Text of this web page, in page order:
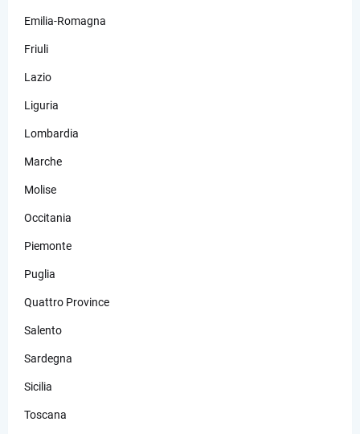
Emilia-Romagna
Friuli
Lazio
Liguria
Lombardia
Marche
Molise
Occitania
Piemonte
Puglia
Quattro Province
Salento
Sardegna
Sicilia
Toscana